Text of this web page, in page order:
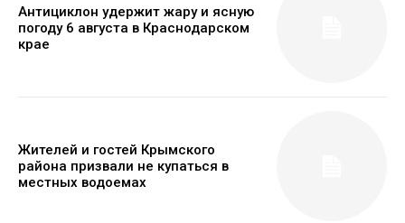
Антициклон удержит жару и ясную
погоду 6 августа в Краснодарском
крае
Жителей и гостей Крымского
района призвали не купаться в
местных водоемах